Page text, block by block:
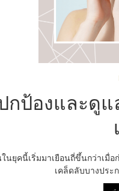
กป้องและดู
นยุคนี้เริ่มมาเยือนถี่ขึ้นกว่าเมื่
เคล็ดลับบางประ